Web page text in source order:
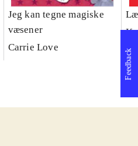
Jeg kan tegne magiske
væsener
Carrie Love
Feedback